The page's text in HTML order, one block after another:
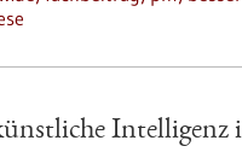
Intelligenz